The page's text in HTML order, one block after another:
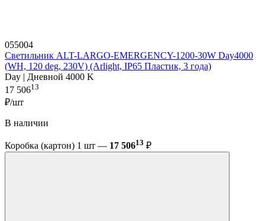
055004
Светильник ALT-LARGO-EMERGENCY-1200-30W Day4000
(WH, 120 deg, 230V) (Arlight, IP65 Пластик, 3 года)
Day | Дневной 4000 K
17 50613
₽/шт
В наличии
Коробка (картон) 1 шт — 17 50613 ₽